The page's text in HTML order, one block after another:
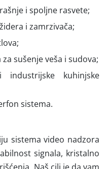
i spoljne rasvete;
i zamrzivača;
sušenje veša i sudova;
kuhinjske
sistema.
sistema video nadzora
signala, kristalno